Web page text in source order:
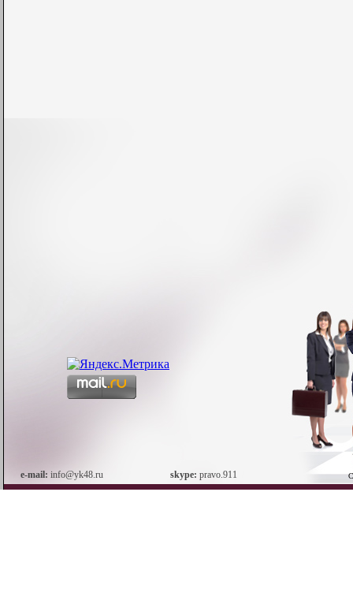
e-mail: info@yk48.ru skype: pravo.911